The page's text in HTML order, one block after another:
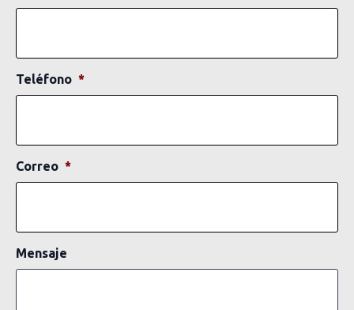
Teléfono *
Correo *
Mensaje